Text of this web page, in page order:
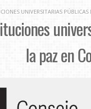
UNIVERSITARIAS
la paz en